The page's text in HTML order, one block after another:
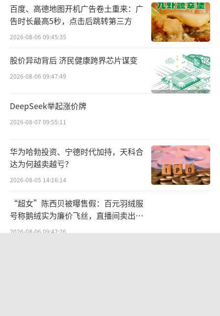
这次敲钟对于他来说，意味着苦等6年、3
度闯关的香飘飘，终于插上资本的翅膀，成
为“奶茶第一股”。上市后，香飘飘曾一度收
获四个涨停板，最高达到37.83元/股，这一价
格将近发行价的3倍，由此掀起一场资本狂欢。
此后，香飘飘的表现让市场有些始料未
及，业绩经历了过山车般的起伏。上市后的首
份半年报中，公司便遭遇了由盈转亏的尴尬局
面，超过5000万元的巨额亏损随即引发了广泛
争议。
也正是因为这份半年报，上交所更是针对
其季节性波动一致性、增收不增利、销售费用
大幅增长以及液体奶茶业务经营情况等发出了
连珠炮式的8大问询。
百度、高德地图开机广告卷土重来：广
告时长最高5秒，点击后跳转第三方
2026-08-06 09:45:35
股价异动背后 济民健康跨界芯片谋变
2026-08-06 09:47:49
DeepSeek举起涨价牌
2026-08-07 09:55:11
华为哈勃投资、宁德时代加持，天科合
达为何越卖越亏？
2026-08-05 14:16:14
“超女”陈西贝被曝售假：百元羽绒服
号称鹅绒实为廉价飞丝，直播间卖出超
百万元
2026-08-06 09:42:26